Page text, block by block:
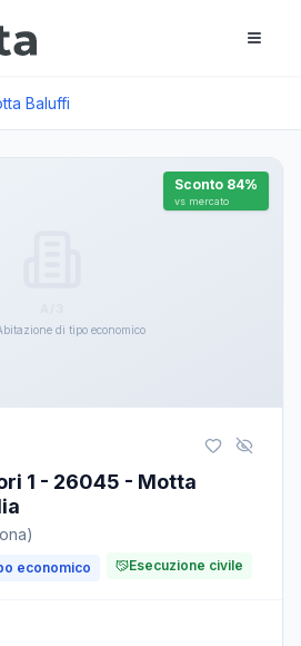
Baluffi
di tipo economico
Sconto 84%
vs mercato
1 - 26045 - Motta
economico Esecuzione civile